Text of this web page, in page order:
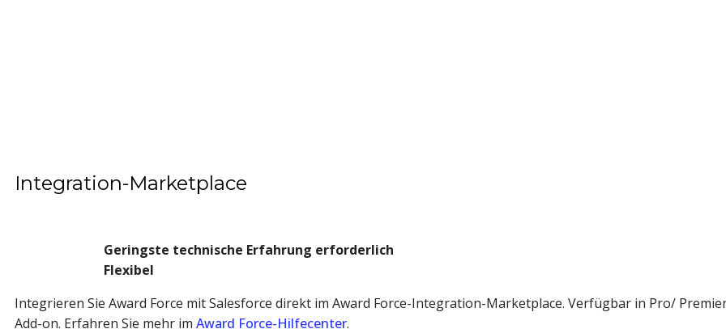
Integration-Marketplace
Geringste technische Erfahrung erforderlich
Flexibel
Integrieren Sie Award Force mit Salesforce direkt im Award Force-Integration-Marketplace. Verfügbar in Pro/
Add-on. Erfahren Sie mehr im Award Force-Hilfecenter.